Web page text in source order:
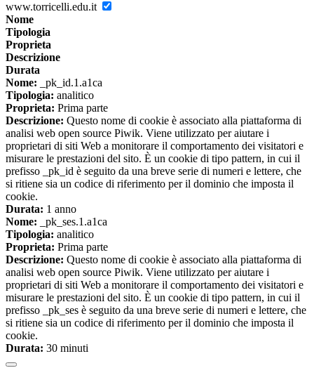
www.torricelli.edu.it
Nome
Tipologia
Proprieta
Descrizione
Durata
Nome: _pk_id.1.a1ca
Tipologia: analitico
Proprieta: Prima parte
Descrizione: Questo nome di cookie è associato alla piattaforma di
analisi web open source Piwik. Viene utilizzato per aiutare i
proprietari di siti Web a monitorare il comportamento dei visitatori e
misurare le prestazioni del sito. È un cookie di tipo pattern, in cui il
prefisso _pk_id è seguito da una breve serie di numeri e lettere, che
si ritiene sia un codice di riferimento per il dominio che imposta il
cookie.
Durata: 1 anno
Nome: _pk_ses.1.a1ca
Tipologia: analitico
Proprieta: Prima parte
Descrizione: Questo nome di cookie è associato alla piattaforma di
analisi web open source Piwik. Viene utilizzato per aiutare i
proprietari di siti Web a monitorare il comportamento dei visitatori e
misurare le prestazioni del sito. È un cookie di tipo pattern, in cui il
prefisso _pk_ses è seguito da una breve serie di numeri e lettere, che
si ritiene sia un codice di riferimento per il dominio che imposta il
cookie.
Durata: 30 minuti